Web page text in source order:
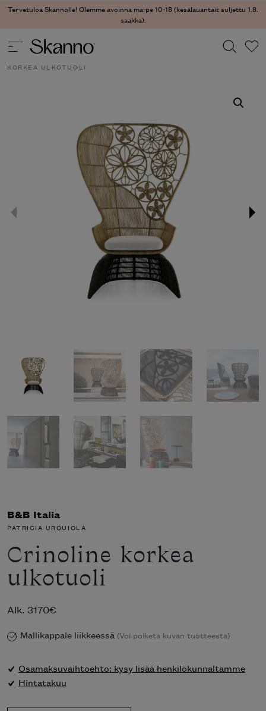
Tervetuloa Skannolle! Olemme avoinna ma-pe 10-18 (kesälauantait suljettu 1.8.
saakka).
KORKEA ULKOTUOLI
B&B Italia
PATRICIA URQUIOLA
Crinoline korkea
ulkotuoli
Alk. 3170€
Mallikappale liikkeessä (Voi poiketa kuvan tuotteesta)
Osamaksuvaihtoehto: kysy lisää henkilökunnaltamme
Hintatakuu